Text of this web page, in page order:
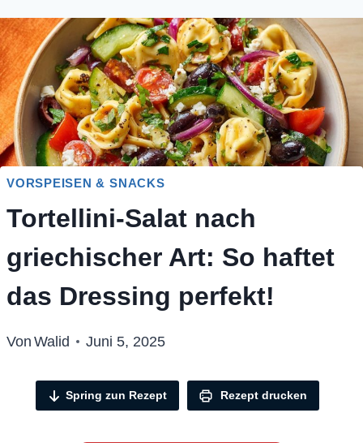
VORSPEISEN & SNACKS
Tortellini-Salat nach
griechischer Art: So haftet
das Dressing perfekt!
Von Walid Juni 5, 2025
Spring zun Rezept Rezept drucken